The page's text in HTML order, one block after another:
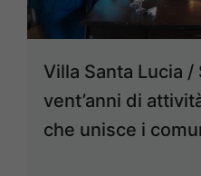
Villa Santa Lucia
vent’anni di
che unisce i